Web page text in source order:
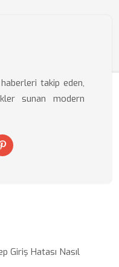
takip eden,
sunan modern
Giriş Hatası Nasıl